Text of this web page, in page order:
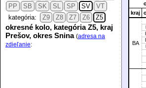
kraj
BA
PP
SB SK SL SP SV
VT
kategória:
Z9 Z8 Z7 Z6 Z5
okresné kolo, kategória Z5, kraj
Prešov, okres Snina (adresa na
zdieľanie: